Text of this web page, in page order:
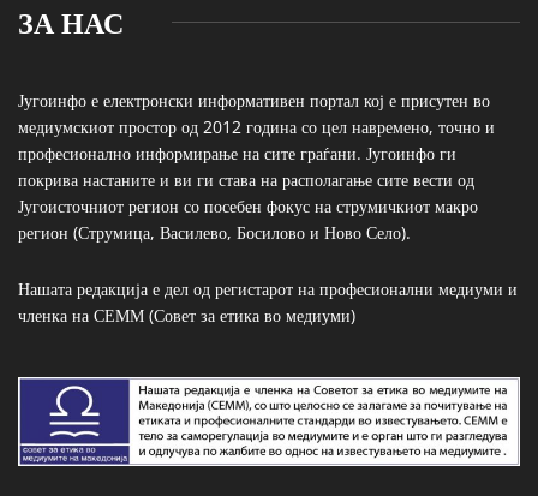
ЗА НАС
Југоинфо е електронски информативен портал кој е присутен во
медиумскиот простор од 2012 година со цел навремено, точно и
професионално информирање на сите граѓани. Југоинфо ги
покрива настаните и ви ги става на располагање сите вести од
Југоисточниот регион со посебен фокус на струмичкиот макро
регион (Струмица, Василево, Босилово и Ново Село).
Нашата редакција е дел од регистарот на професионални медиуми и
членка на СЕММ (Совет за етика во медиуми)